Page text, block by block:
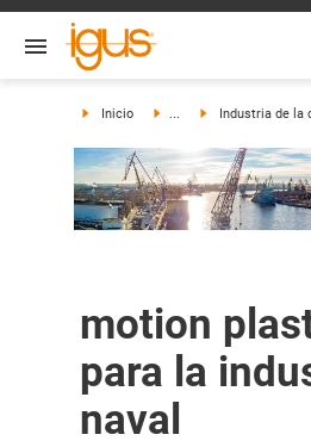
Inicio ... Industria de la
motion
para la
naval